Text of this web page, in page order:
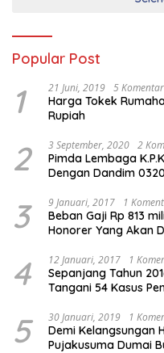
Popular Post
1 21 Juni, 2019 5 Komentar
Harga Tokek
Rupiah
2 3 September, 2020 2
Pimda Lembaga
Dengan Dandim
3 9 Januari, 2017 1
Beban Gaji Rp 813
Honorer Yang Akan
4 12 Januari, 2017 1
Sepanjang Tahun 2016,
Tangani 54 Kasus
5 30 Januari, 2019 1
Demi Kelangsungan
Pujakusuma Dumai